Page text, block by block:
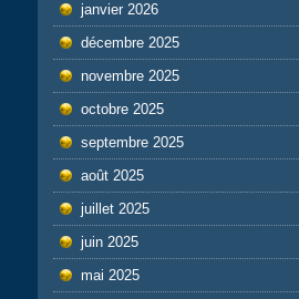
janvier 2026
décembre 2025
novembre 2025
octobre 2025
septembre 2025
août 2025
juillet 2025
juin 2025
mai 2025